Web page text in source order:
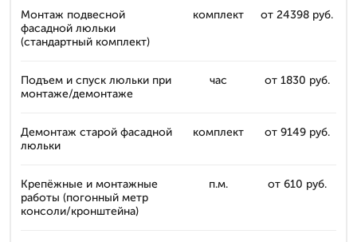
Монтаж подвесной
фасадной люльки
(стандартный комплект)
комплект от 24398 руб.
Подъем и спуск люльки при
монтаже/демонтаже
час от 1830 руб.
Демонтаж старой фасадной
люльки
комплект от 9149 руб.
Крепёжные и монтажные
работы (погонный метр
консоли/кронштейна)
п.м. от 610 руб.